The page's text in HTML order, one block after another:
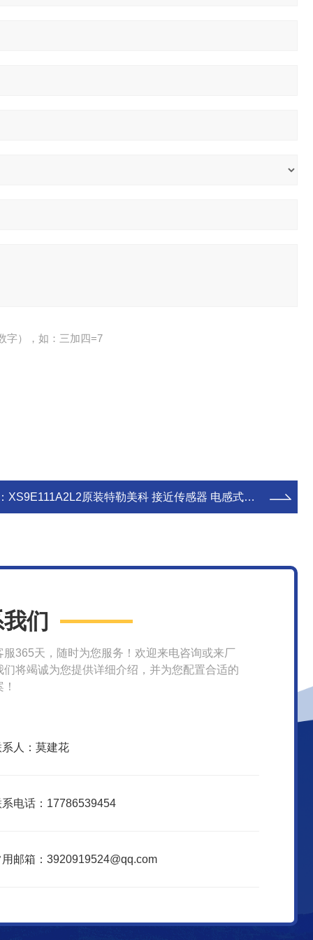
字），如：三加四=7
XS9E111A2L2原装特勒美科 接近传感器 电感式开关
们
服365天，随时为您服务！欢迎来电咨询或来厂
们将竭诚为您提供详细介绍，并为您配置合适的
系人：莫建花
系电话：17786539454
用邮箱：3920919524@qq.com